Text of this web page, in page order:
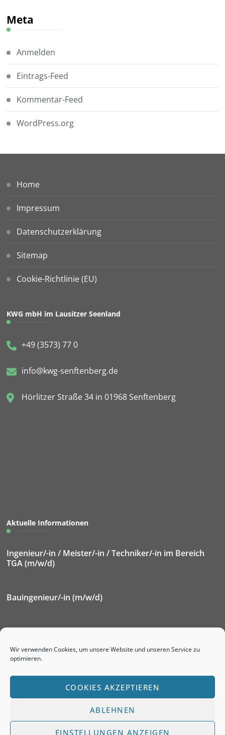
Wir verwenden Cookies, um unsere Website und unseren Service zu
optimieren.
COOKIES AKZEPTIEREN
ABLEHNEN
EINSTELLUNGEN ANZEIGEN
Meta
Anmelden
Eintrags-Feed
Kommentar-Feed
WordPress.org
Home
Impressum
Datenschutzerklärung
Sitemap
Cookie-Richtlinie (EU)
KWG mbH im Lausitzer Seenland
+49 (3573) 77 0
info@kwg-senftenberg.de
Hörlitzer Straße 34 in 01968 Senftenberg
Aktuelle Informationen
Ingenieur/-in / Meister/-in / Techniker/-in im Bereich
TGA (m/w/d)
Bauingenieur/-in (m/w/d)
Elektroniker/-in für Betriebstechnik (m/w/d)
Ausbildung Immobilienkaufmann/-frau (m/w/d)
KWG mbH im Lausitzer Seenland
Rechte vorbehalten.Blossom Health Coach | Entwickelt